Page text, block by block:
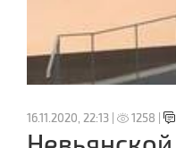
16.11.2020, 22:13 | 1258 |